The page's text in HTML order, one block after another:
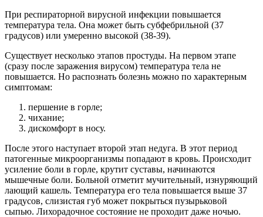
При респираторной вирусной инфекции повышается
температура тела. Она может быть субфебрильной (37
градусов) или умеренно высокой (38-39).
Существует несколько этапов простуды. На первом этапе
(сразу после заражения вирусом) температура тела не
повышается. Но распознать болезнь можно по характерным
симптомам:
першение в горле;
чихание;
дискомфорт в носу.
После этого наступает второй этап недуга. В этот период
патогенные микроорганизмы попадают в кровь. Происходит
усиление боли в горле, крутит суставы, начинаются
мышечные боли. Больной отметит мучительный, изнуряющий
лающий кашель. Температура его тела повышается выше 37
градусов, слизистая губ может покрыться пузырьковой
сыпью. Лихорадочное состояние не проходит даже ночью.